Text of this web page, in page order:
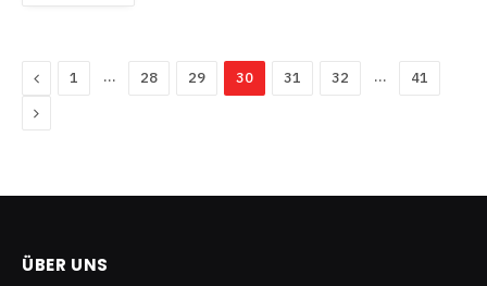
Previous
1 … 28 29 30 31 32 … 41
Next
ÜBER UNS